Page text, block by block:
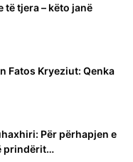
të tjera – këto janë
Fatos Kryeziut: Qenka
Për përhapjen e
prindërit…